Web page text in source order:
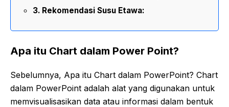
Rekomendasi Susu Etawa:
Apa itu Chart dalam Power Point?
Sebelumnya, Apa itu Chart dalam PowerPoint? Chart
dalam PowerPoint adalah alat yang digunakan untuk
memvisualisasikan data atau informasi dalam bentuk